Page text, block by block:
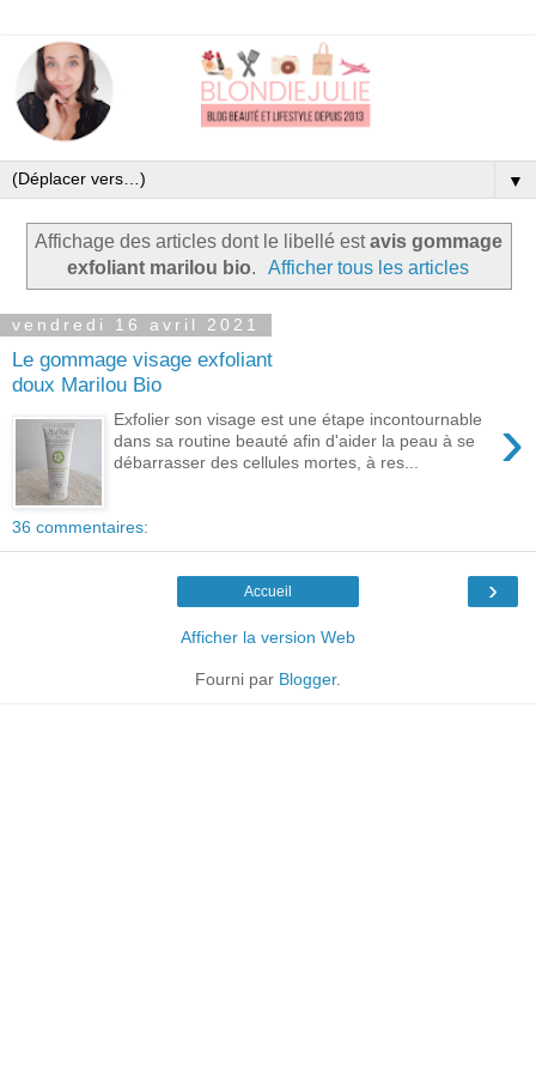
▼
Affichage des articles dont le libellé estavis gommage
exfoliant marilou bio. Afficher tous les articles
vendredi 16 avril 2021
Le gommage visage exfoliant
doux Marilou Bio
›
Exfolier son visage est une étape incontournable
dans sa routine beauté afin d'aider la peau à se
débarrasser des cellules mortes, à res...
36 commentaires:
›
Accueil
Afficher la version Web
Fourni par Blogger.